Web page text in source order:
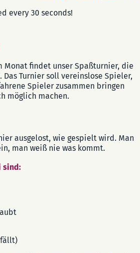
every 30 seconds!
Monat findet unser Spaßturnier, die
Das Turnier soll vereinslose Spieler,
Spieler zusammen bringen
möglich machen.
ausgelost, wie gespielt wird. Man
man weiß nie was kommt.
sind: